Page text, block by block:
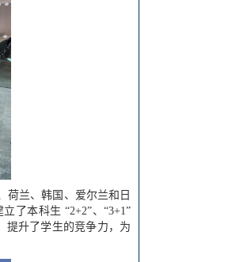
荷兰、韩国、爱尔兰和日
了本科生 “2+2”、“3+1”
提升了学生的竞争力，为